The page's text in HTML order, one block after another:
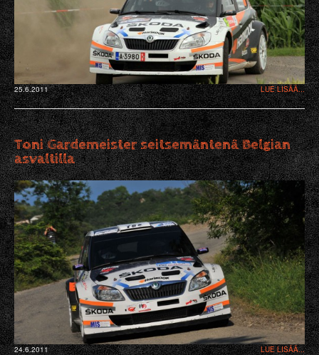
25.6.2011 LUE LISÄÄ...
Toni Gardemeister seitsemäntenä Belgian
asvaltilla
24.6.2011 LUE LISÄÄ...